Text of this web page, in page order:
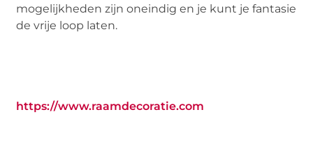
mogelijkheden zijn oneindig en je kunt je fantasie
de vrije loop laten.
https://www.raamdecoratie.com